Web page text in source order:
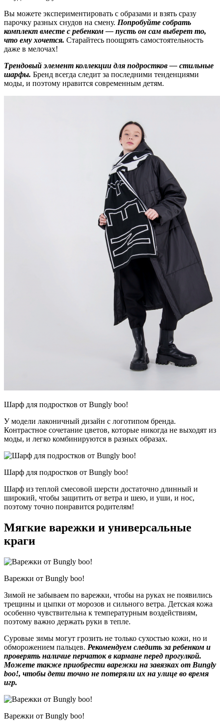
Вы можете экспериментировать с образами и взять сразу
парочку разных снудов на смену. Попробуйте собрать
комплект вместе с ребенком — пусть он сам выберет то,
что ему хочется. Старайтесь поощрять самостоятельность
даже в мелочах!
Трендовый элемент коллекции для подростков — стильные
шарфы. Бренд всегда следит за последними тенденциями
моды, и поэтому нравится современным детям.
Шарф для подростков от Bungly boo!
У модели лаконичный дизайн с логотипом бренда.
Контрастное сочетание цветов, которые никогда не выходят из
моды, и легко комбинируются в разных образах.
Шарф для подростков от Bungly boo!
Шарф из теплой смесовой шерсти достаточно длинный и
широкий, чтобы защитить от ветра и шею, и уши, и нос,
поэтому точно понравится родителям!
Мягкие варежки и универсальные
краги
Варежки от Bungly boo!
Зимой не забываем по варежки, чтобы на руках не появились
трещины и цыпки от морозов и сильного ветра. Детская кожа
особенно чувствительна к температурным воздействиям,
поэтому важно держать руки в тепле.
Суровые зимы могут грозить не только сухостью кожи, но и
обморожением пальцев. Рекомендуем следить за ребенком и
проверять наличие перчаток в кармане перед прогулкой.
Можете также приобрести варежки на завязках от Bungly
boo!, чтобы дети точно не потеряли их на улице во время
игр.
Варежки от Bungly boo!